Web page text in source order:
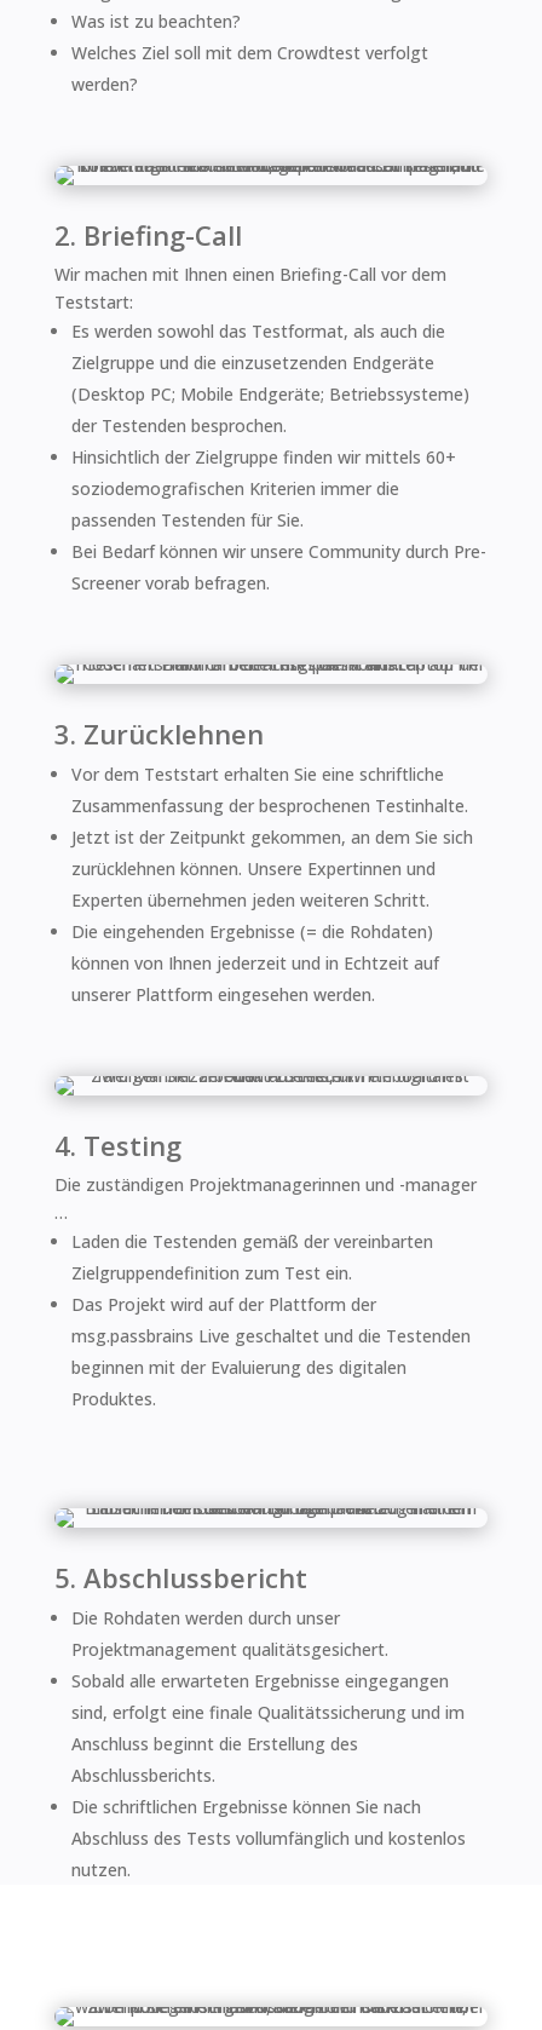
Was ist zu beachten?
Welches Ziel soll mit dem Crowdtest verfolgt
werden?
2. Briefing-Call
Wir machen mit Ihnen einen Briefing-Call vor dem
Teststart:
Es werden sowohl das Testformat, als auch die
Zielgruppe und die einzusetzenden Endgeräte
(Desktop PC; Mobile Endgeräte; Betriebssysteme)
der Testenden besprochen.
Hinsichtlich der Zielgruppe finden wir mittels 60+
soziodemografischen Kriterien immer die
passenden Testenden für Sie.
Bei Bedarf können wir unsere Community durch Pre-
Screener vorab befragen.
3. Zurücklehnen
Vor dem Teststart erhalten Sie eine schriftliche
Zusammenfassung der besprochenen Testinhalte.
Jetzt ist der Zeitpunkt gekommen, an dem Sie sich
zurücklehnen können. Unsere Expertinnen und
Experten übernehmen jeden weiteren Schritt.
Die eingehenden Ergebnisse (= die Rohdaten)
können von Ihnen jederzeit und in Echtzeit auf
unserer Plattform eingesehen werden.
4. Testing
Die zuständigen Projektmanagerinnen und -manager
…
Laden die Testenden gemäß der vereinbarten
Zielgruppendefinition zum Test ein.
Das Projekt wird auf der Plattform der
msg.passbrains Live geschaltet und die Testenden
beginnen mit der Evaluierung des digitalen
Produktes.
5. Abschlussbericht
Die Rohdaten werden durch unser
Projektmanagement qualitätsgesichert.
Sobald alle erwarteten Ergebnisse eingegangen
sind, erfolgt eine finale Qualitätssicherung und im
Anschluss beginnt die Erstellung des
Abschlussberichts.
Die schriftlichen Ergebnisse können Sie nach
Abschluss des Tests vollumfänglich und kostenlos
nutzen.